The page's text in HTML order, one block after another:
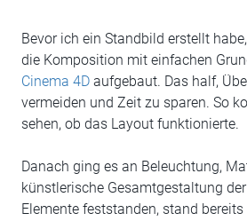
Bevor ich ein Standbild erstellt
die Komposition mit einfachen
Cinema 4D aufgebaut. Das half,
vermeiden und Zeit zu sparen. So
sehen, ob das Layout funktionierte.
Danach ging es an Beleuchtung,
künstlerische Gesamtgestaltung
Elemente feststanden, stand